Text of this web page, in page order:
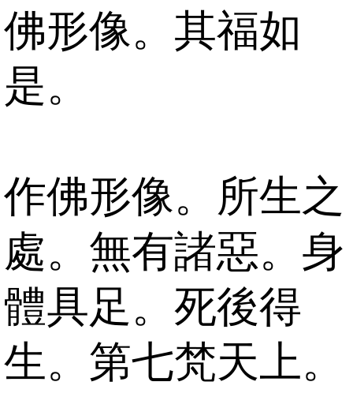
佛形像。其福如
是。
作佛形像。所生之
處。無有諸惡。身
體具足。死後得
生。第七梵天上。